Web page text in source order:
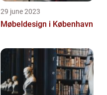
29 june 2023
Møbeldesign i København